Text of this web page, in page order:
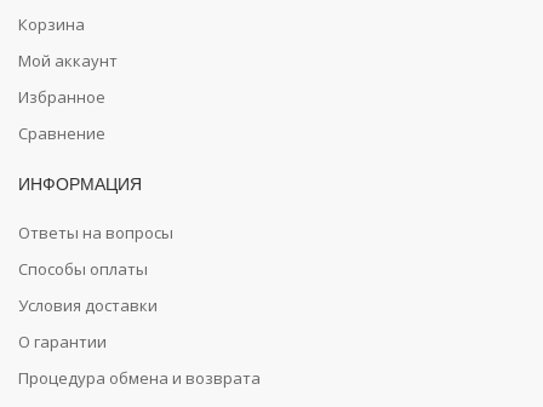
Корзина
Мой аккаунт
Избранное
Сравнение
ИНФОРМАЦИЯ
Ответы на вопросы
Способы оплаты
Условия доставки
О гарантии
Процедура обмена и возврата